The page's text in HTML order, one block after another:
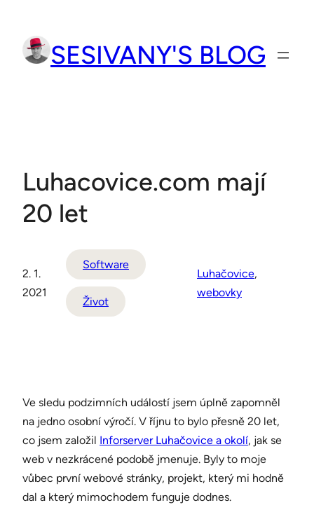
obsah
SESIVANY'S BLOG
Luhacovice.com mají
20 let
2. 1.
2021
Software
Život
Luhačovice,
webovky
Ve sledu podzimních událostí jsem úplně zapomněl
na jedno osobní výročí. V říjnu to bylo přesně 20 let,
co jsem založil Inforserver Luhačovice a okolí, jak se
web v nezkrácené podobě jmenuje. Byly to moje
vůbec první webové stránky, projekt, který mi hodně
dal a který mimochodem funguje dodnes.